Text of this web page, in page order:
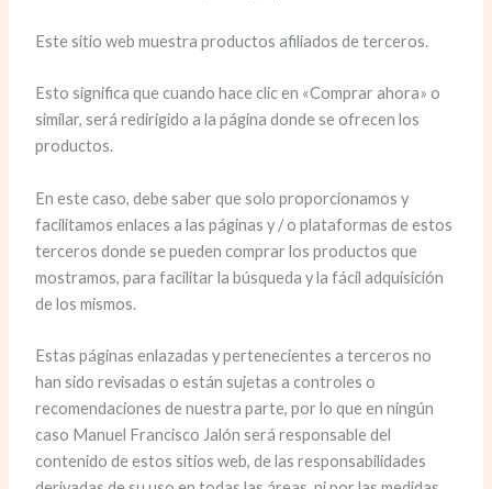
Este sitio web muestra productos afiliados de terceros.
Esto significa que cuando hace clic en «Comprar ahora» o
similar, será redirigido a la página donde se ofrecen los
productos.
En este caso, debe saber que solo proporcionamos y
facilitamos enlaces a las páginas y / o plataformas de estos
terceros donde se pueden comprar los productos que
mostramos, para facilitar la búsqueda y la fácil adquisición
de los mismos.
Estas páginas enlazadas y pertenecientes a terceros no
han sido revisadas o están sujetas a controles o
recomendaciones de nuestra parte, por lo que en ningún
caso Manuel Francisco Jalón será responsable del
contenido de estos sitios web, de las responsabilidades